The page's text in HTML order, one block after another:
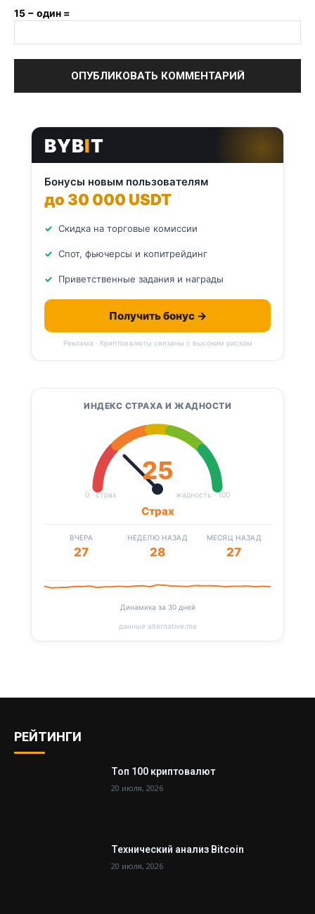
15 − один =
BYBIT
Бонусы новым пользователям
до 30 000 USDT
Скидка на торговые комиссии
Спот, фьючерсы и копитрейдинг
Приветственные задания и награды
Получить бонус →
Реклама · Криптовалюты связаны с высоким риском
ИНДЕКС СТРАХА И ЖАДНОСТИ
0 · страх жадность · 100
25
Страх
ВЧЕРА
27
НЕДЕЛЮ НАЗАД
28
МЕСЯЦ НАЗАД
27
Динамика за 30 дней
данные alternative.me
РЕЙТИНГИ
Топ 100 криптовалют
20 июля, 2026
Технический анализ Bitcoin
20 июля, 2026